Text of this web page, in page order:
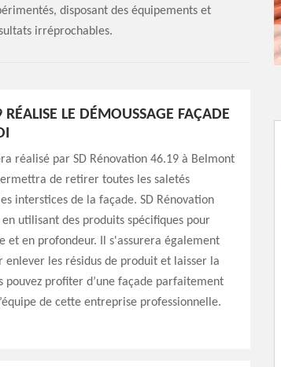
disposant des équipements et
irréprochables.
LE DÉMOUSSAGE FAÇADE
réalisé par SD Rénovation 46.19 à Belmont
de retirer toutes les saletés
interstices de la façade. SD Rénovation
utilisant des produits spécifiques pour
et en profondeur. Il s'assurera également
les résidus de produit et laisser la
pouvez profiter d’une façade parfaitement
de cette entreprise professionnelle.